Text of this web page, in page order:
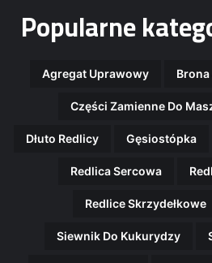
Popularne
Agregat Uprawowy
Części Zamienne Do
Dłuto Redlicy Gęsiostópka
Redlica Sercowa
Redlice Skrzydełkowe
Siewnik Do Kukurydzy